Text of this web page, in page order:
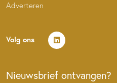
Adverteren
Volg ons
Nieuwsbrief ontvangen?